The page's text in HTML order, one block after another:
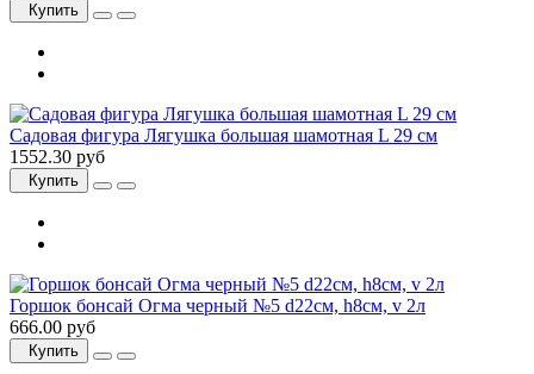
Купить
Садовая фигура Лягушка большая шамотная L 29 см
1552.30 руб
Купить
Горшок бонсай Огма черный №5 d22см, h8см, v 2л
666.00 руб
Купить